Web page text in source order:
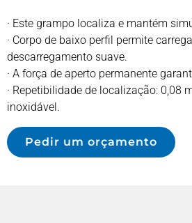
· Este grampo localiza e mantém
· Corpo de baixo perfil permite
descarregamento suave.
· A força de aperto permanente
· Repetibilidade de localização: 0,08
inoxidável.
Pedir um orçamento